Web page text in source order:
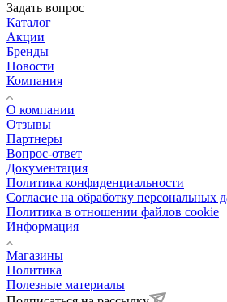
Задать вопрос
Каталог
Акции
Бренды
Новости
Компания
О компании
Отзывы
Партнеры
Вопрос-ответ
Документация
Политика конфиденциальности
Согласие на обработку персональных
Политика в отношении файлов cookie
Информация
Магазины
Политика
Полезные материалы